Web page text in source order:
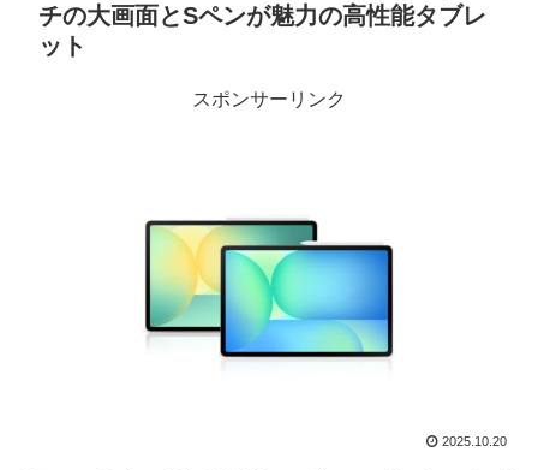
チの大画面とSペンが魅力の高性能タブレ
ット
スポンサーリンク
2025.10.20